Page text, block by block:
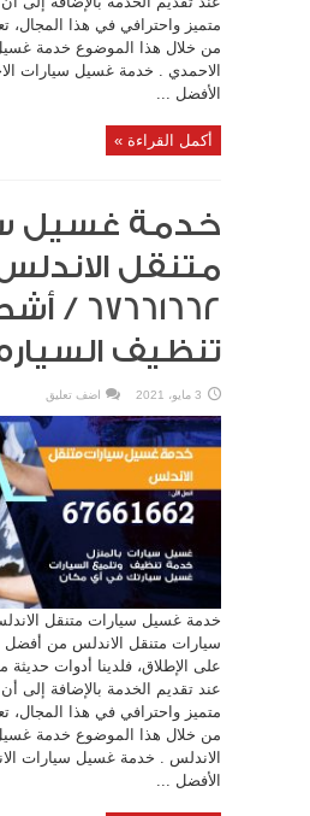
متميز واحترافي في هذا المجال،
من خلال هذا الموضوع خدمة
الاحمدي . خدمة غسيل سيارات
الأفضل ...
أكمل القراءة »
خدمة غسيل
متنقل
تنظيف
3 مايو، 2021 اضف تعليق
خدمة غسيل سيارات متنقل
سيارات متنقل الاندلس من أفضل
على الإطلاق، فلدينا أدوات حديثة
عند تقديم الخدمة بالإضافة إلى
متميز واحترافي في هذا المجال،
من خلال هذا الموضوع خدمة
الاندلس . خدمة غسيل سيارات
الأفضل ...